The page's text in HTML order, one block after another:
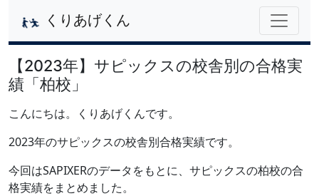
くりあげくん
【2023年】サピックスの校舎別の合格実
績「柏校」
こんにちは。くりあげくんです。
2023年のサピックスの校舎別合格実績です。
今回はSAPIXERのデータをもとに、サピックスの柏校の合
格実績をまとめました。